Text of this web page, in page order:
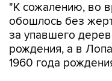
"К сожалению, во
обошлось без
за упавшего
рождения, а в
1960 года